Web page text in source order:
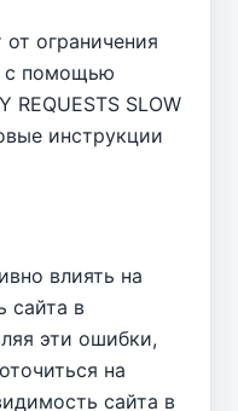
ограничения
с помощью
SLOW
инструкции
влиять на
сайта в
эти ошибки,
на
сайта в